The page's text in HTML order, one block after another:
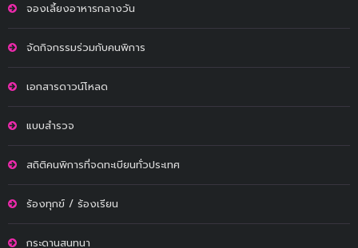
จองเลี้ยงอาหารกลางวัน
จัดกิจกรรมร่วมกับคนพิการ
เอกสารดาวน์โหลด
แบบสำรวจ
สถิติคนพิการที่จดทะเบียนทั่วประเทศ
ร้องทุกข์ / ร้องเรียน
กระดานสนทนา